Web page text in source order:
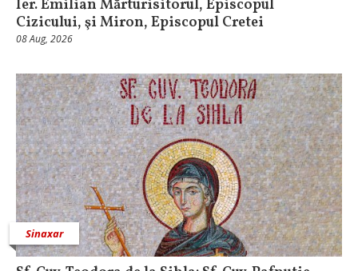
Ier. Emilian Mărturisitorul, Episcopul
Cizicului, şi Miron, Episcopul Cretei
08 Aug, 2026
Sinaxar